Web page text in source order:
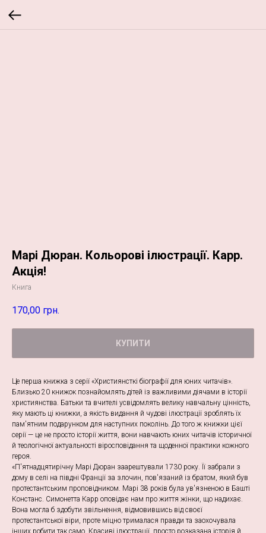
Марі Дюран. Кольорові ілюстрації. Карр.
Акція!
Книга
170,00 грн.
КУПИТИ
Це перша книжка з серії «Християнсткі біографії для юних читачів».
Близько 20 книжок познайомлять дітей із важливими діячами в історії
християнства. Батьки та вчителі усвідомлять велику навчальну цінність,
яку мають ці книжки, а якість видання й чудові ілюстрації зроблять їх
пам'ятним подарунком для наступних поколінь. До того ж книжки цієї
серії — це не просто історії життя, вони навчають юних читачів історичної
й теологічної актуальності віросповідання та щоденної практики кожного
героя.
«П'ятнадцятирічну Марі Дюран заарештували 1730 року. Її забрали з
дому в селі на півдні Франції за злочин, пов'язаний із братом, який був
протестантським проповідником. Марі 38 років була ув'язненою в Башті
Констанс. Симонетта Карр оповідає нам про життя жінки, що надихає.
Вона могла б здобути звільнення, відмовившись від своєї
протестантської віри, проте міцно трималася правди та заохочувала